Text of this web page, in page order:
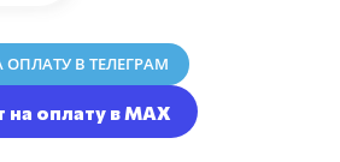
В ТЕЛЕГРАМ
оплату в MAX